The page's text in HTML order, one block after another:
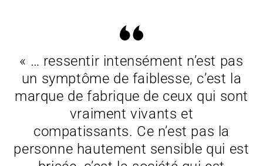
« … ressentir intensément n’est pas
un symptôme de faiblesse, c’est la
marque de fabrique de ceux qui sont
vraiment vivants et
compatissants. Ce n’est pas la
personne hautement sensible qui est